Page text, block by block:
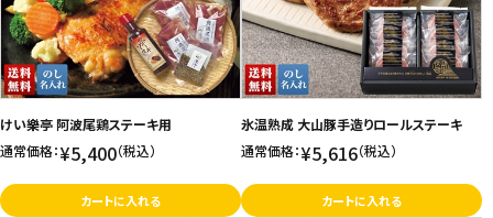
けい樂亭 阿波尾鶏ステーキ用
通常価格：¥5,400（税込）
カートに入れる
氷温熟成 大山豚手造りロールステーキ
通常価格：¥5,616（税込）
カートに入れる